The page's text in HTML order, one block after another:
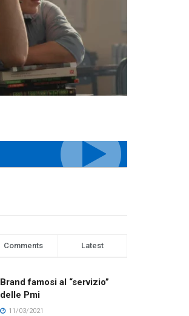
Comments Latest
Brand famosi al “servizio”
delle Pmi
11/03/2021